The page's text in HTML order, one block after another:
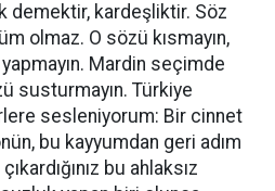
demektir, kardeşliktir. Söz
olmaz. O sözü kısmayın,
Mardin seçimde
susturmayın. Türkiye
sesleniyorum: Bir cinnet
bu kayyumdan geri adım
bu ahlaksız